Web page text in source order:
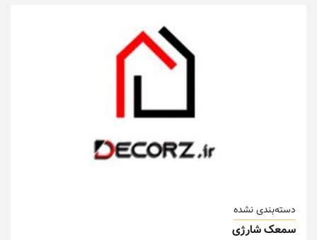
دسته‌بندی نشده
سمعک شارژی